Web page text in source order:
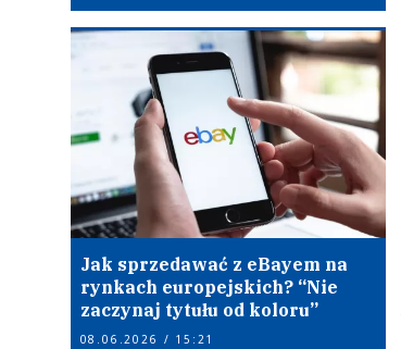
Jak sprzedawać z eBayem na
rynkach europejskich? “Nie
zaczynaj tytułu od koloru”
08.06.2026 / 15:21